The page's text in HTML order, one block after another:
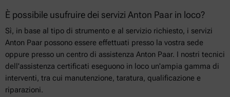
È possibile usufruire dei servizi Anton Paar in loco?
Sì, in base al tipo di strumento e al servizio richiesto, i servizi
Anton Paar possono essere effettuati presso la vostra sede
oppure presso un centro di assistenza Anton Paar. I nostri tecnici
dell'assistenza certificati eseguono in loco un'ampia gamma di
interventi, tra cui manutenzione, taratura, qualificazione e
riparazioni.